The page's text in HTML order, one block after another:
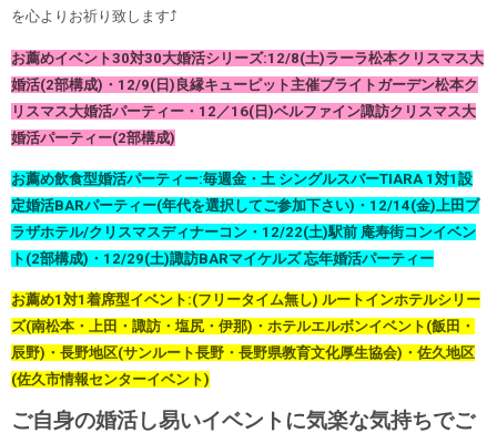
を心よりお祈り致します⤴︎
お薦めイベント30対30大婚活シリーズ:12/8(土)ラーラ松本クリスマス大
婚活(2部構成)・12/9(日)良縁キューピット主催ブライトガーデン松本ク
リスマス大婚活パーティー・12／16(日)ベルファイン諏訪クリスマス大
婚活パーティー(2部構成)
お薦め飲食型婚活パーティー:毎週金・土 シングルスバーTIARA 1対1設
定婚活BARパーティー(年代を選択してご参加下さい)・12/14(金)上田プ
ラザホテル/クリスマスディナーコン・12/22(土)駅前 庵寿街コンイベン
ト(2部構成)・12/29(土)諏訪BARマイケルズ 忘年婚活パーティー
お薦め1対1着席型イベント:(フリータイム無し) ルートインホテルシリー
ズ(南松本・上田・諏訪・塩尻・伊那)・ホテルエルボンイベント(飯田・
辰野)・長野地区(サンルート長野・長野県教育文化厚生協会)・佐久地区
(佐久市情報センターイベント)
ご自身の婚活し易いイベントに気楽な気持ちでご